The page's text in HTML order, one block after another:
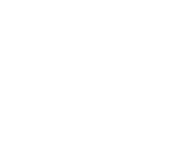
間以内に発送しています
日数内に発送しています